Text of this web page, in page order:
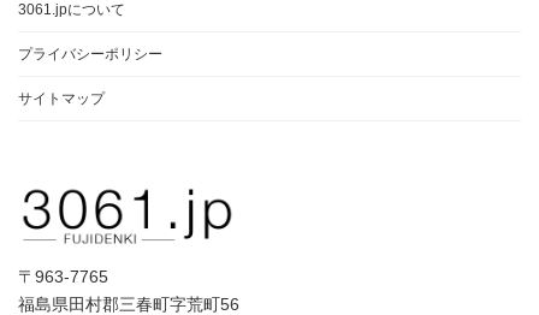
3061.jpについて
プライバシーポリシー
サイトマップ
〒963-7765
福島県田村郡三春町字荒町56